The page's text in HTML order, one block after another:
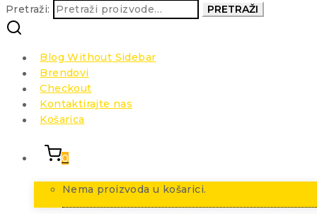
Pretraži: PRETRAŽI
Blog Without Sidebar
Brendovi
Checkout
Kontaktirajte nas
Košarica
0
Nema proizvoda u košarici.